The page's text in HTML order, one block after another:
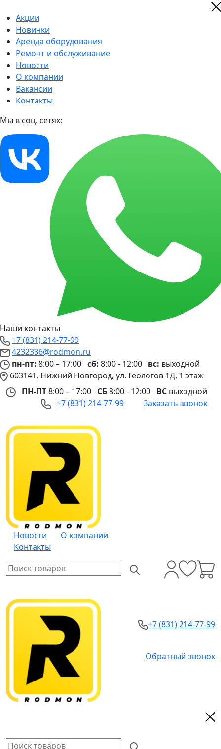
Акции
Новинки
Аренда оборудования
Ремонт и обслуживание
Новости
О компании
Вакансии
Контакты
Мы в соц. сетях:
Наши контакты
+7 (831) 214-77-99
4232336@rodmon.ru
пн-пт: 8:00 – 17:00 сб: 8:00 - 12:00 вс: выходной
603141, Нижний Новгород, ул. Геологов 1Д, 1 этаж
ПН-ПТ8:00 – 17:00 СБ8:00 - 12:00 ВС выходной
+7 (831) 214-77-99
Заказать звонок
Новости
О компании
Контакты
+7 (831) 214-77-99
Обратный звонок